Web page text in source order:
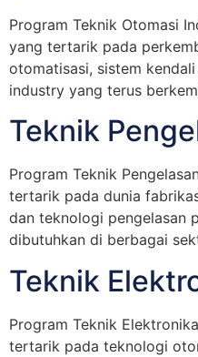
Program Teknik Otomasi
yang tertarik pada
otomatisasi, sistem
industry yang terus
Teknik
Program Teknik
tertarik pada dunia
dan teknologi pengelasan
dibutuhkan di berbagai
Teknik
Program Teknik
tertarik pada teknologi